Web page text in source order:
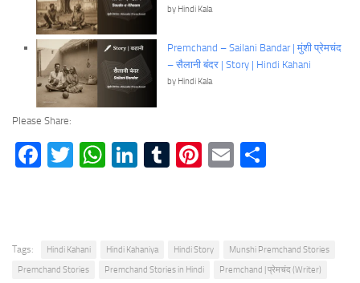
by Hindi Kala
Premchand – Sailani Bandar | मुंशी प्रेमचंद
– सैलानी बंदर | Story | Hindi Kahani
by Hindi Kala
Please Share:
Facebook
TwitterWhatsApp
LinkedIn
Tumblr
Pinterest
Email
Tags: Hindi Kahani Hindi Kahaniya Hindi Story
Munshi Premchand Stories
Premchand Stories
Premchand Stories in Hindi Premchand | प्रेमचंद (Writer)